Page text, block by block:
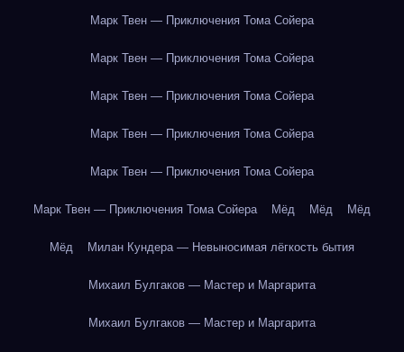
Марк Твен — Приключения Тома Сойера
Марк Твен — Приключения Тома Сойера
Марк Твен — Приключения Тома Сойера
Марк Твен — Приключения Тома Сойера
Марк Твен — Приключения Тома Сойера
Марк Твен — Приключения Тома Сойера Мёд Мёд Мёд
Мёд Милан Кундера — Невыносимая лёгкость бытия
Михаил Булгаков — Мастер и Маргарита
Михаил Булгаков — Мастер и Маргарита